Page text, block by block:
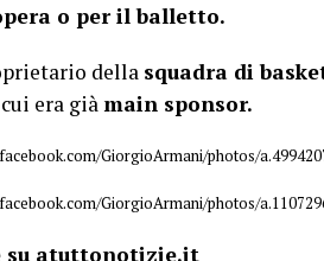
o per il balletto.
della squadra di
era giàmain sponsor.
GiorgioArmani/photos/
GiorgioArmani/photos/
su atuttonotizie.it